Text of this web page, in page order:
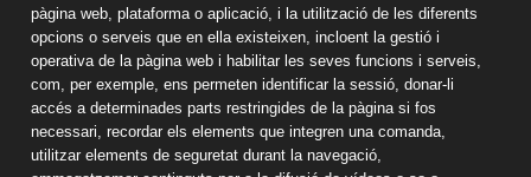
Estudis
Llar d'infants
Educació Infantil
Educació Primària
Educació Secundària
Batxillerat
pàgina web, plataforma o aplicació, i la utilització de les diferents
opcions o serveis que en ella existeixen, incloent la gestió i
operativa de la pàgina web i habilitar les seves funcions i serveis,
com, per exemple, ens permeten identificar la sessió, donar-li
accés a determinades parts restringides de la pàgina si fos
necessari, recordar els elements que integren una comanda,
utilitzar elements de seguretat durant la navegació,